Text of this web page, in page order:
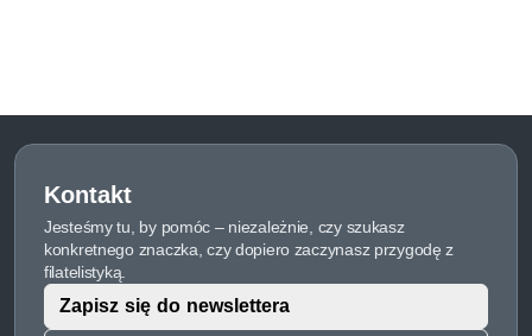
Kontakt
Jesteśmy tu, by pomóc – niezależnie, czy szukasz
konkretnego znaczka, czy dopiero zaczynasz przygodę z
filatelistyką.
Zapisz się do newslettera